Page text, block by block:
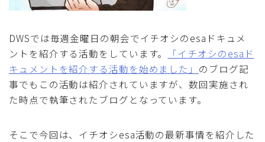
DWSでは毎週金曜日の朝会でイチオシのesaドキュメ
ントを紹介する活動をしています。
「イチオシのesaド
キュメントを紹介する活動を始めました」 のブログ記
事でもこの活動は紹介されていますが、数回実施され
た時点で執筆されたブログとなっています。
そこで今回は、イチオシesa活動の最新事情を紹介した